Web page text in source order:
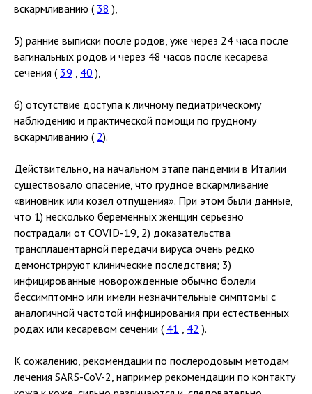
вскармливанию ( 38 ),
5) ранние выписки после родов, уже через 24 часа после
вагинальных родов и через 48 часов после кесарева
сечения ( 39 40 ),
6) отсутствие доступа к личному педиатрическому
наблюдению и практической помощи по грудному
вскармливанию ( 2).
Действительно, на начальном этапе пандемии в Италии
существовало опасение, что грудное вскармливание
«виновник или козел отпущения». При этом были данные,
что 1) несколько беременных женщин серьезно
пострадали от COVID-19, 2) доказательства
трансплацентарной передачи вируса очень редко
демонстрируют клинические последствия; 3)
инфицированные новорожденные обычно болели
бессимптомно или имели незначительные симптомы с
аналогичной частотой инфицирования при естественных
родах или кесаревом сечении ( 41 42 ).
К сожалению, рекомендации по послеродовым методам
лечения SARS-CoV-2, например рекомендации по контакту